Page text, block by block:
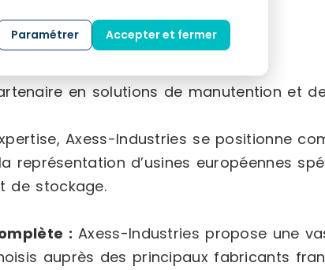
en solutions de manutention et
Axess-Industries se positionne
représentation d’usines européennes
de stockage.
: Axess-Industries propose une
auprès des principaux fabricants
Paramétrer Accepter et fermer